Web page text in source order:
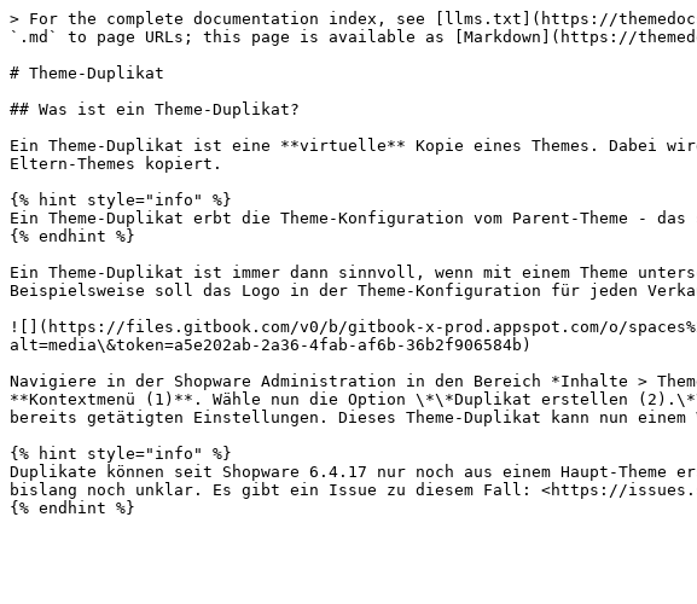
> For the complete documentation index, see [llms.txt](https://
`.md` to page URLs; this page is available as [Markdown](https://
# Theme-Duplikat
## Was ist ein Theme-Duplikat?
Ein Theme-Duplikat ist eine **virtuelle** Kopie eines Themes. Dabei
Eltern-Themes kopiert.
{% hint style="info" %}
Ein Theme-Duplikat erbt die Theme-Konfiguration vom Parent-Theme
{% endhint %}
Ein Theme-Duplikat ist immer dann sinnvoll, wenn mit einem Theme
Beispielsweise soll das Logo in der Theme-Konfiguration für jeden
![](https://files.gitbook.com/v0/b/gitbook-x-prod.appspot.com/o/spaces%2F-
alt=media\&token=a5e202ab-2a36-4fab-af6b-36b2f906584b)
​​Navigiere in der Shopware Administration in den Bereich *Inhalte >
**Kontextmenü (1)**. Wähle nun die Option \*\*Duplikat erstellen
bereits getätigten Einstellungen. Dieses Theme-Duplikat kann nun einem
{% hint style="info" %}
Duplikate können seit Shopware 6.4.17 nur noch aus einem Haupt-
bislang noch unklar. Es gibt ein Issue zu diesem Fall: <https://